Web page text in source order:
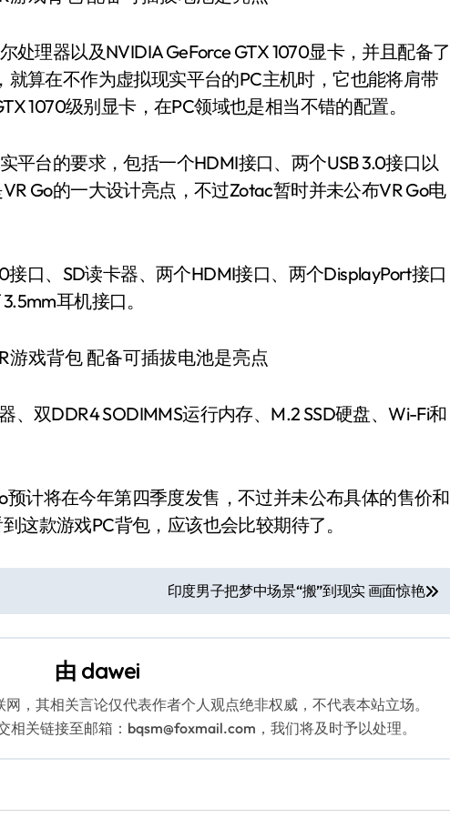
处理器以及NVIDIA GeForce GTX 1070显卡，并且配备了
算在不作为虚拟现实平台的PC主机时，它也能将肩带
1070级别显卡，在PC领域也是相当不错的配置。
平台的要求，包括一个HDMI接口、两个USB 3.0接口以
Go的一大设计亮点，不过Zotac暂时并未公布VR Go电
口、SD读卡器、两个HDMI接口、两个DisplayPort接口
耳机接口。
双DDR4 SODIMMS运行内存、M.2 SSD硬盘、Wi-Fi和
计将在今年第四季度发售，不过并未公布具体的售价和
这款游戏PC背包，应该也会比较期待了。
印度男子把梦中场景“搬”到现实 画面惊艳
由 dawei
网，其相关言论仅代表作者个人观点绝非权威，不代表本站立场。
关链接至邮箱：bqsm@foxmail.com，我们将及时予以处理。